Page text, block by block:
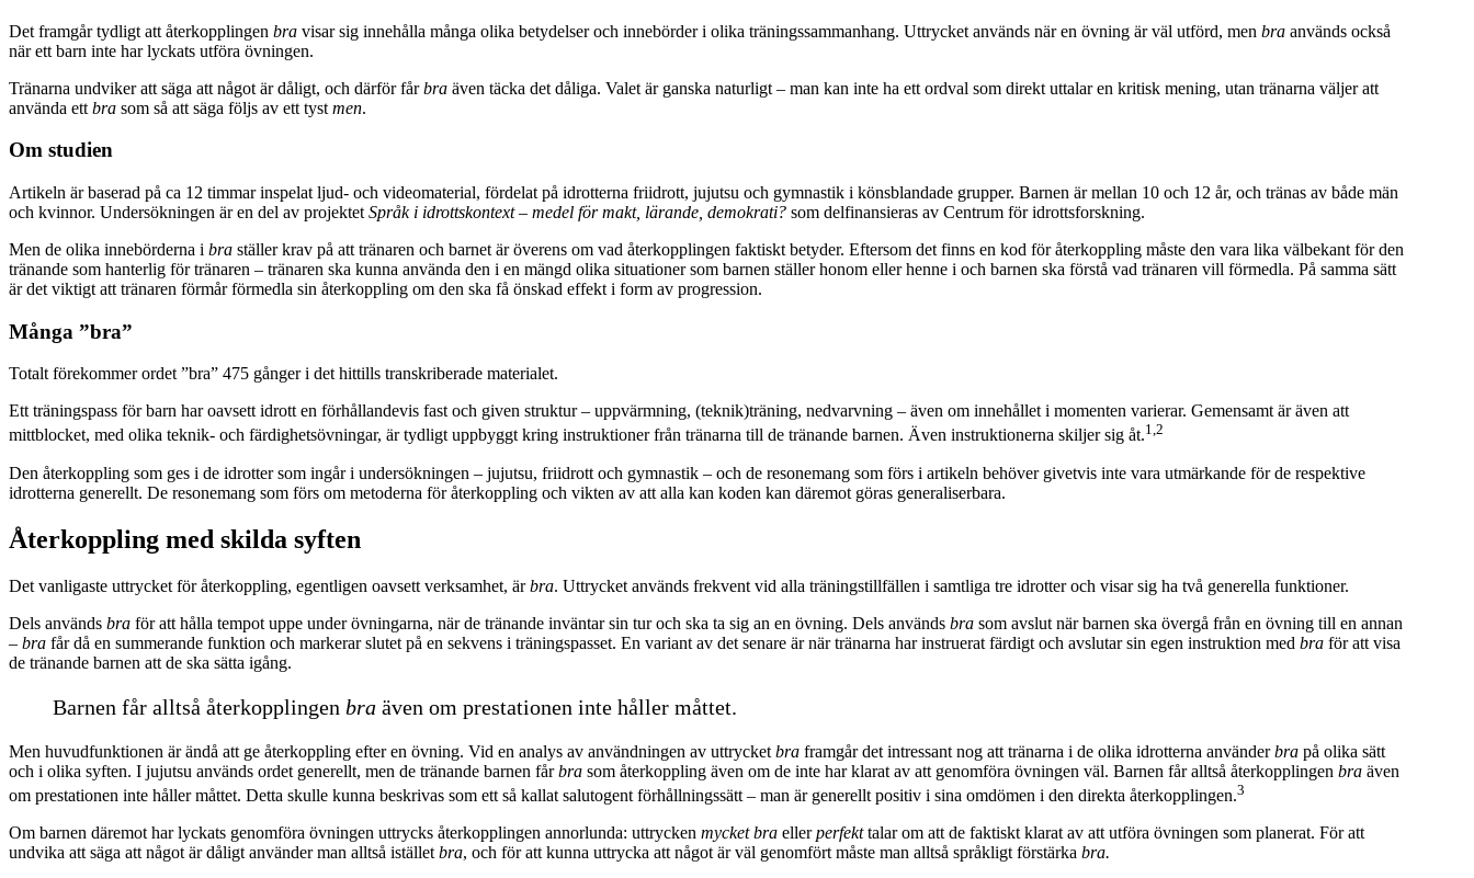
Det framgår tydligt att återkopplingen bra visar sig innehålla många olika betydelser och innebörder i olika träningssammanhang. Uttrycket används när en övning är väl utförd, men bra används också
när ett barn inte har lyckats utföra övningen.
Tränarna undviker att säga att något är dåligt, och därför fårbra även täcka det dåliga. Valet är ganska naturligt – man kan inte ha ett ordval som direkt uttalar en kritisk mening, utan tränarna väljer att
använda ett bra som så att säga följs av ett tyst men.
Om studien
Artikeln är baserad på ca 12 timmar inspelat ljud- och videomaterial, fördelat på idrotterna friidrott, jujutsu och gymnastik i könsblandade grupper. Barnen är mellan 10 och 12 år, och tränas av både män
och kvinnor. Undersökningen är en del av projektet Språk i idrottskontext – medel för makt, lärande, demokrati? som delfinansieras av Centrum för idrottsforskning.
Men de olika innebörderna i bra ställer krav på att tränaren och barnet är överens om vad återkopplingen faktiskt betyder. Eftersom det finns en kod för återkoppling måste den vara lika välbekant för den
tränande som hanterlig för tränaren – tränaren ska kunna använda den i en mängd olika situationer som barnen ställer honom eller henne i och barnen ska förstå vad tränaren vill förmedla. På samma sätt
är det viktigt att tränaren förmår förmedla sin återkoppling om den ska få önskad effekt i form av progression.
Många ”bra”
Totalt förekommer ordet ”bra” 475 gånger i det hittills transkriberade materialet.
Ett träningspass för barn har oavsett idrott en förhållandevis fast och given struktur – uppvärmning, (teknik)träning, nedvarvning – även om innehållet i momenten varierar. Gemensamt är även att
mittblocket, med olika teknik- och färdighetsövningar, är tydligt uppbyggt kring instruktioner från tränarna till de tränande barnen. Även instruktionerna skiljer sig åt.1,2
Den återkoppling som ges i de idrotter som ingår i undersökningen – jujutsu, friidrott och gymnastik – och de resonemang som förs i artikeln behöver givetvis inte vara utmärkande för de respektive
idrotterna generellt. De resonemang som förs om metoderna för återkoppling och vikten av att alla kan koden kan däremot göras generaliserbara.
Återkoppling med skilda syften
Det vanligaste uttrycket för återkoppling, egentligen oavsett verksamhet, ärbra. Uttrycket används frekvent vid alla träningstillfällen i samtliga tre idrotter och visar sig ha två generella funktioner.
Dels används bra för att hålla tempot uppe under övningarna, när de tränande inväntar sin tur och ska ta sig an en övning. Dels används bra som avslut när barnen ska övergå från en övning till en annan
– bra får då en summerande funktion och markerar slutet på en sekvens i träningspasset. En variant av det senare är när tränarna har instruerat färdigt och avslutar sin egen instruktion med bra för att visa
de tränande barnen att de ska sätta igång.
Barnen får alltså återkopplingen bra även om prestationen inte håller måttet.
Men huvudfunktionen är ändå att ge återkoppling efter en övning. Vid en analys av användningen av uttrycket bra framgår det intressant nog att tränarna i de olika idrotterna använderbra på olika sätt
och i olika syften. I jujutsu används ordet generellt, men de tränande barnen fårbra som återkoppling även om de inte har klarat av att genomföra övningen väl. Barnen får alltså återkopplingen bra även
om prestationen inte håller måttet. Detta skulle kunna beskrivas som ett så kallat salutogent förhållningssätt – man är generellt positiv i sina omdömen i den direkta återkopplingen.3
Om barnen däremot har lyckats genomföra övningen uttrycks återkopplingen annorlunda: uttrycken mycket bra ellerperfekttalar om att de faktiskt klarat av att utföra övningen som planerat. För att
undvika att säga att något är dåligt använder man alltså istället bra, och för att kunna uttrycka att något är väl genomfört måste man alltså språkligt förstärka bra.